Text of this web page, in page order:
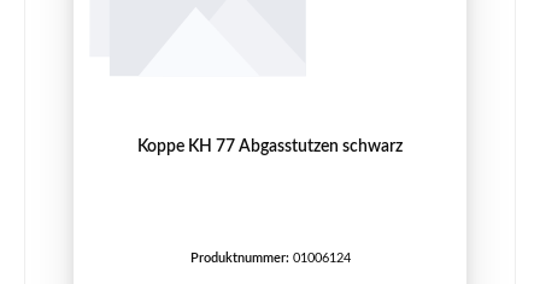
Koppe KH 77 Abgasstutzen schwarz
Produktnummer: 01006124